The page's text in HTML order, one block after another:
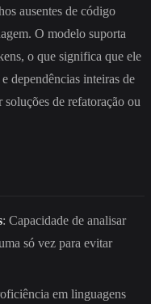
ausentes de código
O modelo suporta
o que significa que ele
dependências inteiras de
de refatoração ou
: Capacidade de analisar
só vez para evitar
em linguagens